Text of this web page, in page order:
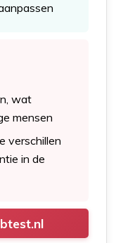
wat
mensen
verschillen
in de